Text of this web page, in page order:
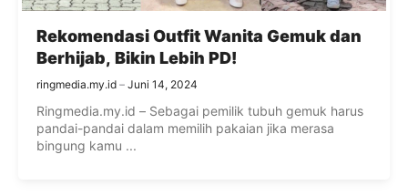
Rekomendasi Outfit Wanita Gemuk dan
Berhijab, Bikin Lebih PD!
ringmedia.my.id Juni 14, 2024
Ringmedia.my.id – Sebagai pemilik tubuh gemuk harus
pandai-pandai dalam memilih pakaian jika merasa
bingung kamu ...